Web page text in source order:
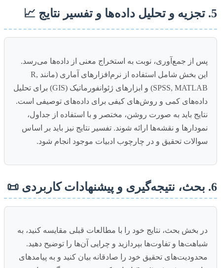
5. تجزیه و تحلیل داده‌ها و تفسیر نتایج 📈
پس از جمع‌آوری، نوبت به استخراج معنی از داده‌ها می‌رسد.
این بخش شامل استفاده از نرم‌افزارهای آماری (مانند R,
SPSS, MATLAB) و ابزارهای ژئوانفورماتیک (GIS) برای تحلیل
داده‌های کمی و روش‌های کیفی برای داده‌های توصیفی است.
نتایج باید به صورت روشن، مختصر و با استفاده از جداول،
نمودارها و نقشه‌ها ارائه شوند. تفسیر نتایج نیز باید بر اساس
سوالات تحقیق و در چارچوب ادبیات موجود انجام شود.
6. بحث، نتیجه‌گیری و پیشنهادات کاربردی 📜
در بخش بحث، نتایج خود را با مطالعات قبلی مقایسه کنید، به
شباهت‌ها و تفاوت‌ها بپردازید و چرایی آن‌ها را توضیح دهید.
محدودیت‌های تحقیق خود را صادقانه بیان کنید و به پیامدهای